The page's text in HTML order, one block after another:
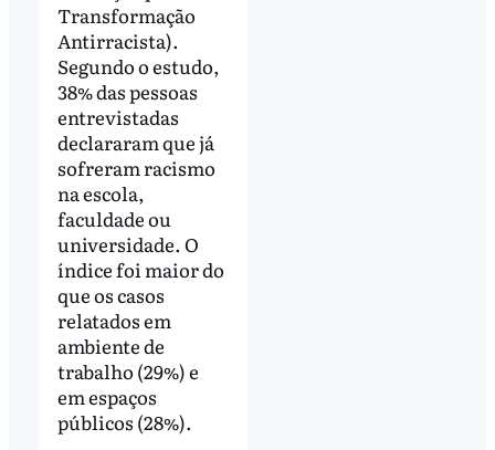
Transformação
Antirracista).
Segundo o estudo,
38% das pessoas
entrevistadas
declararam que já
sofreram racismo
na escola,
faculdade ou
universidade. O
índice foi maior do
que os casos
relatados em
ambiente de
trabalho (29%) e
em espaços
públicos (28%).